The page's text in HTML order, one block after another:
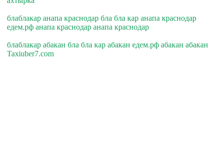
блаблакар анапа краснодар бла бла кар анапа краснодар
едем.рф анапа краснодар анапа краснодар
блаблакар абакан бла бла кар абакан едем.рф абакан абакан
Taxiuber7.com